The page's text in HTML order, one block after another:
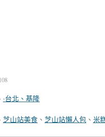
‧台北、基隆
芝山站美食 、 芝山站懶人包 、 米